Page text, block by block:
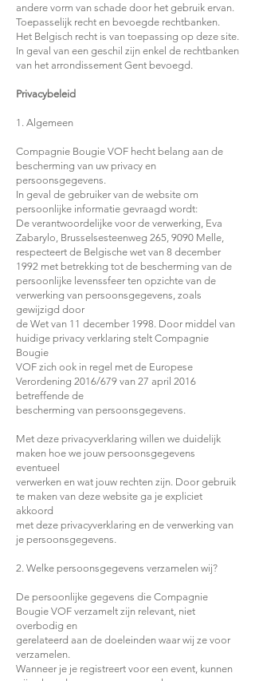
andere vorm van schade door het gebruik ervan.
Toepasselijk recht en bevoegde rechtbanken.
Het Belgisch recht is van toepassing op deze site.
In geval van een geschil zijn enkel de rechtbanken
van het arrondissement Gent bevoegd.
Privacybeleid
1. Algemeen
Compagnie Bougie VOF hecht belang aan de
bescherming van uw privacy en
persoonsgegevens.
In geval de gebruiker van de website om
persoonlijke informatie gevraagd wordt:
De verantwoordelijke voor de verwerking, Eva
Zabarylo, Brusselsesteenweg 265, 9090 Melle,
respecteert de Belgische wet van 8 december
1992 met betrekking tot de bescherming van de
persoonlijke levenssfeer ten opzichte van de
verwerking van persoonsgegevens, zoals
gewijzigd door
de Wet van 11 december 1998. Door middel van
huidige privacy verklaring stelt Compagnie
Bougie
VOF zich ook in regel met de Europese
Verordening 2016/679 van 27 april 2016
betreffende de
bescherming van persoonsgegevens.
Met deze privacyverklaring willen we duidelijk
maken hoe we jouw persoonsgegevens
eventueel
verwerken en wat jouw rechten zijn. Door gebruik
te maken van deze website ga je expliciet
akkoord
met deze privacyverklaring en de verwerking van
je persoonsgegevens.
2. Welke persoonsgegevens verzamelen wij?
De persoonlijke gegevens die Compagnie
Bougie VOF verzamelt zijn relevant, niet
overbodig en
gerelateerd aan de doeleinden waar wij ze voor
verzamelen.
Wanneer je je registreert voor een event, kunnen